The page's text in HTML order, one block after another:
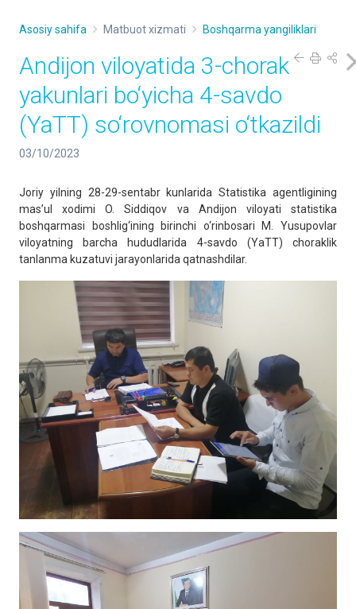
Asosiy sahifa Matbuot xizmati Boshqarma yangiliklari
Andijon viloyatida 3-chorak
yakunlari bo‘yicha 4-savdo
(YaTT) so‘rovnomasi o‘tkazildi
03/10/2023
Joriy yilning 28-29-sentabr kunlarida Statistika agentligining
mas’ul xodimi O. Siddiqov va Andijon viloyati statistika
boshqarmasi boshlig‘ining birinchi o‘rinbosari M. Yusupovlar
viloyatning barcha hududlarida 4-savdo (YaTT) choraklik
tanlanma kuzatuvi jarayonlarida qatnashdilar.